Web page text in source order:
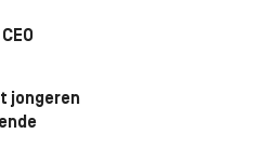
jongeren